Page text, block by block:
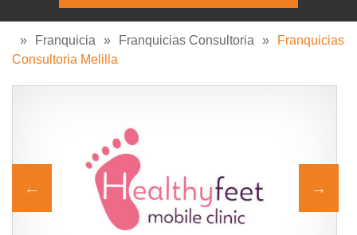
» Franquicia » Franquicias Consultoria »
Franquicias
Consultoria Melilla